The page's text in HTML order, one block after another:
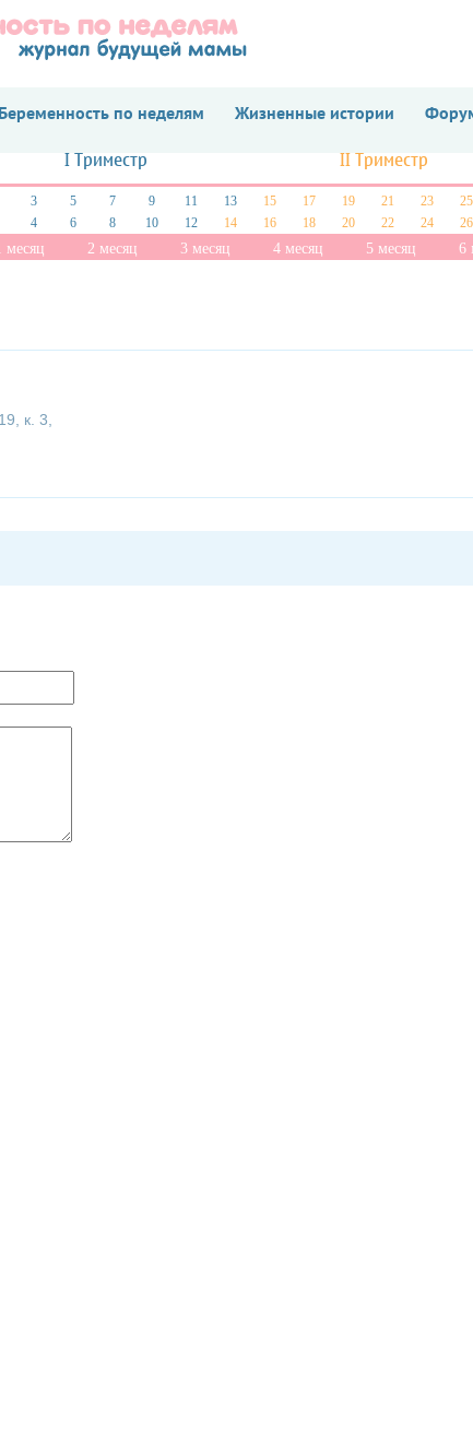
Беременность по неделям Жизненные истории
I Триместр II Триместр
3 5 7 9 11 13 15 17 19 21 23 25
4 6 8 10 12 14 16 18 20 22 24 26
месяц 2 месяц 3 месяц 4 месяц 5 месяц 6
к. 3,